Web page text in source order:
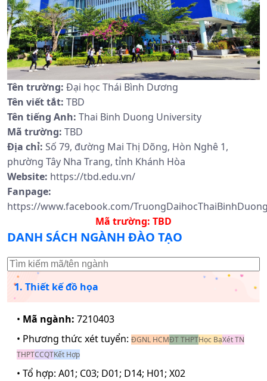
Tên trường: Đại học Thái Bình Dương
Tên viết tắt: TBD
Tên tiếng Anh: Thai Binh Duong University
Mã trường: TBD
Địa chỉ: Số 79, đường Mai Thị Dõng, Hòn Nghê 1,
phường Tây Nha Trang, tỉnh Khánh Hòa
Website: https://tbd.edu.vn/
Fanpage:
https://www.facebook.com/
Mã trường: TBD
DANH SÁCH NGÀNH ĐÀO TẠO
1. Thiết kế đồ họa
• Mã ngành: 7210403
• Phương thức xét tuyển: ĐGNL HCMĐT THPTHọc BạXét TN
THPTCCQTKết Hợp
• Tổ hợp: A01; C03; D01; D14; H01; X02